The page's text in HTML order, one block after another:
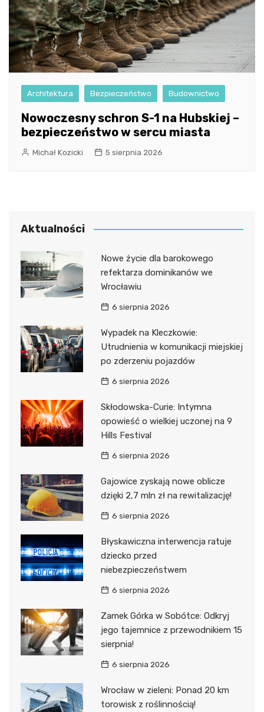
Architektura Bezpieczeństwo Budownictwo
Nowoczesny schron S-1 na Hubskiej –
bezpieczeństwo w sercu miasta
Michał Kozicki 5 sierpnia 2026
Aktualności
Nowe życie dla barokowego
refektarza dominikanów we
Wrocławiu
6 sierpnia 2026
Wypadek na Kleczkowie:
Utrudnienia w komunikacji miejskiej
po zderzeniu pojazdów
6 sierpnia 2026
Skłodowska-Curie: Intymna
opowieść o wielkiej uczonej na 9
Hills Festival
6 sierpnia 2026
Gajowice zyskają nowe oblicze
dzięki 2,7 mln zł na rewitalizację!
6 sierpnia 2026
Błyskawiczna interwencja ratuje
dziecko przed
niebezpieczeństwem
6 sierpnia 2026
Zamek Górka w Sobótce: Odkryj
jego tajemnice z przewodnikiem 15
sierpnia!
6 sierpnia 2026
Wrocław w zieleni: Ponad 20 km
torowisk z roślinnością!